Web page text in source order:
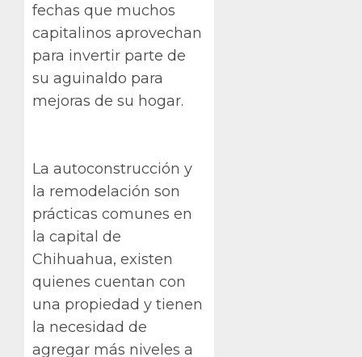
fechas que muchos
capitalinos aprovechan
para invertir parte de
su aguinaldo para
mejoras de su hogar.
La autoconstrucción y
la remodelación son
prácticas comunes en
la capital de
Chihuahua, existen
quienes cuentan con
una propiedad y tienen
la necesidad de
agregar más niveles a